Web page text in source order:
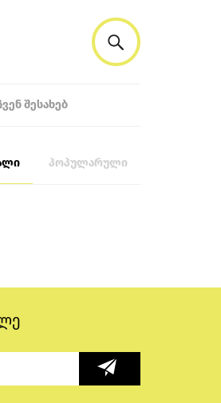
ᲨᲔᲡᲐᲮᲔᲑ
პოპულარული